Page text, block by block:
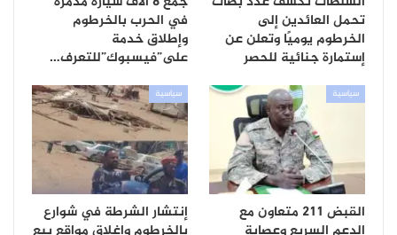
تحمل العائدين إلى
الخرطوم يوميًا وتعلن عن
إستمارة جنائية للحصر
في الحرب بالخرطوم
وإطلاق خدمة
على”فيسبوك”للتعرف…
سياسية
القبض 211 متعاون مع
سياسية
إنتشار الشرطة في شوارع